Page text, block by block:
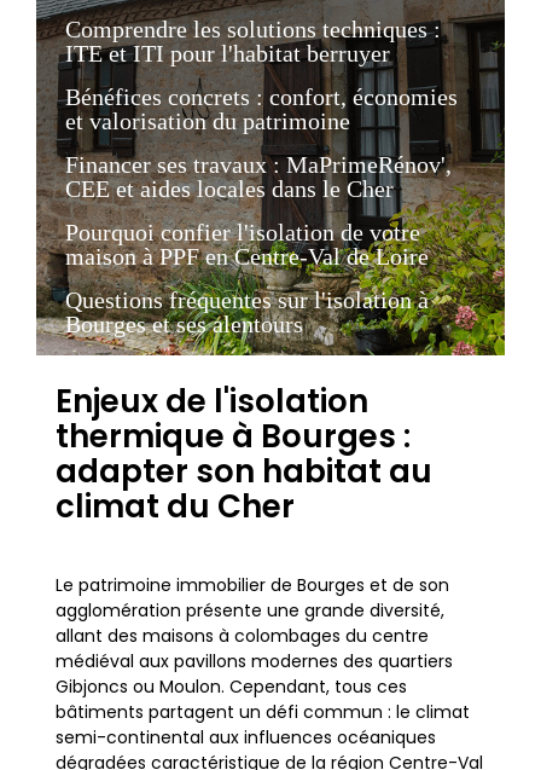
Comprendre les solutions techniques :
ITE et ITI pour l'habitat berruyer
Bénéfices concrets : confort, économies
et valorisation du patrimoine
Financer ses travaux : MaPrimeRénov',
CEE et aides locales dans le Cher
Pourquoi confier l'isolation de votre
maison à PPF en Centre-Val de Loire
Questions fréquentes sur l'isolation à
Bourges et ses alentours
Enjeux de l'isolation
thermique à Bourges :
adapter son habitat au
climat du Cher
Le patrimoine immobilier de Bourges et de son
agglomération présente une grande diversité,
allant des maisons à colombages du centre
médiéval aux pavillons modernes des quartiers
Gibjoncs ou Moulon. Cependant, tous ces
bâtiments partagent un défi commun : le climat
semi-continental aux influences océaniques
dégradées caractéristique de la région Centre-Val